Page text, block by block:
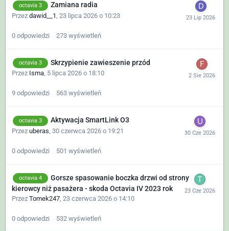
octavia 3 Zamiana radia
Przez dawid__1 23 lipca 2026 o 10:23
0 odpowiedzi 273 wyświetleń
octavia 3 Skrzypienie zawieszenie przód
Przez Isma, 5 lipca 2026 o 18:10
9 odpowiedzi 563 wyświetleń
octavia 3 Aktywacja SmartLink O3
Przez uberas 30 czerwca 2026 o 19:21
0 odpowiedzi 501 wyświetleń
octavia 4
Gorsze spasowanie boczka drzwi od strony
kierowcy niż pasażera - skoda Octavia IV 2023 rok
Przez Tomek247 23 czerwca 2026 o 14:10
0 odpowiedzi 532 wyświetleń